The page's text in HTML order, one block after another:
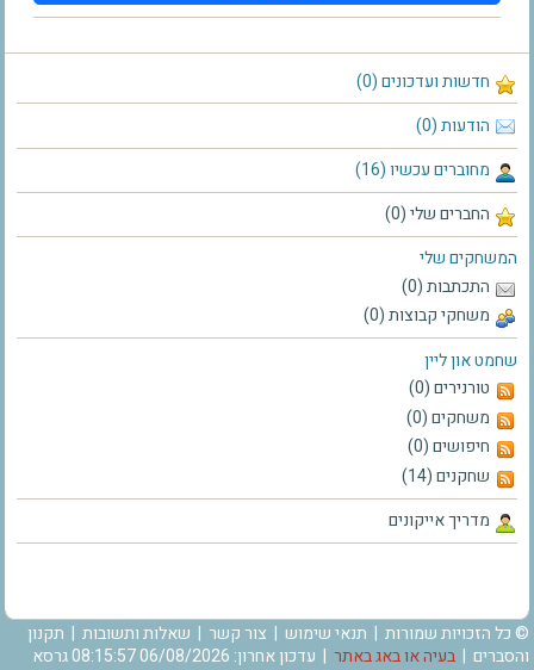
חדשות ועדכונים (0)
הודעות (0)
מחוברים עכשיו (16)
החברים שלי (0)
המשחקים שלי
התכתבות (0)
משחקי קבוצות (0)
שחמט און ליין
טורנירים (0)
משחקים (0)
חיפושים (0)
שחקנים (14)
מדריך אייקונים
© כל הזכויות שמורות | תנאי שימוש | צור קשר | שאלות ותשובות | תקנון
והסברים | בעיה או באג באתר
| עדכון אחרון: 06/08/2026 08:15:57 גרסא